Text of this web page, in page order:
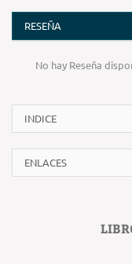
RESEÑA
No hay Reseña
INDICE
ENLACES